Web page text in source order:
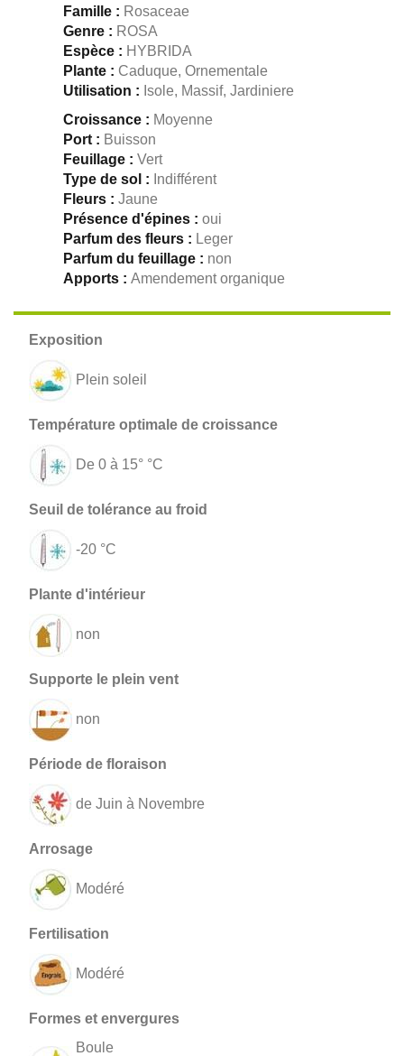
Famille : Rosaceae
Genre : ROSA
Espèce : HYBRIDA
Plante : Caduque, Ornementale
Utilisation : Isole, Massif, Jardiniere
Croissance : Moyenne
Port : Buisson
Feuillage : Vert
Type de sol : Indifférent
Fleurs : Jaune
Présence d'épines : oui
Parfum des fleurs : Leger
Parfum du feuillage : non
Apports : Amendement organique
Plein soleil
De 0 à 15° °C
-20 °C
non
non
de Juin à Novembre
Modéré
Modéré
Boule